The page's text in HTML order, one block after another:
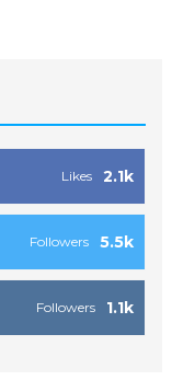
2.1k
Likes
5.5k
Followers
1.1k
Followers